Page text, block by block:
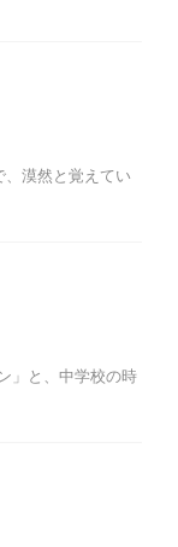
、漠然と覚えてい
」と、中学校の時